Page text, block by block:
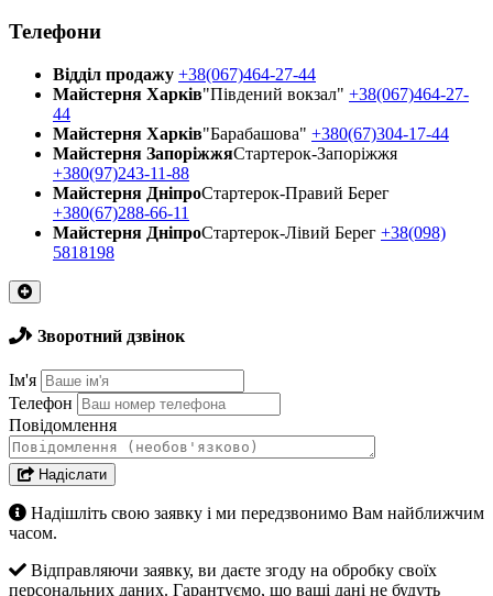
Телефони
Відділ продажу +38(067)464-27-44
Майстерня Харків"Південий вокзал" +38(067)464-27-
44
Майстерня Харків"Барабашова" +380(67)304-17-44
Майстерня ЗапоріжжяСтартерок-Запоріжжя
+380(97)243-11-88
Майстерня ДнiпроСтартерок-Правий Берег
+380(67)288-66-11
Майстерня ДнiпроСтартерок-Лівий Берег +38(098)
5818198
Зворотний дзвінок
Ім'я
Телефон
Повідомлення
Надіслати
Надішліть свою заявку і ми передзвонимо Вам найближчим
часом.
Відправляючи заявку, ви даєте згоду на обробку своїх
персональних даних. Гарантуємо, що ваші дані не будуть